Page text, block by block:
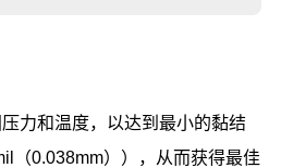
力和温度，以达到最小的黏结
（0.038mm）），从而获得最佳